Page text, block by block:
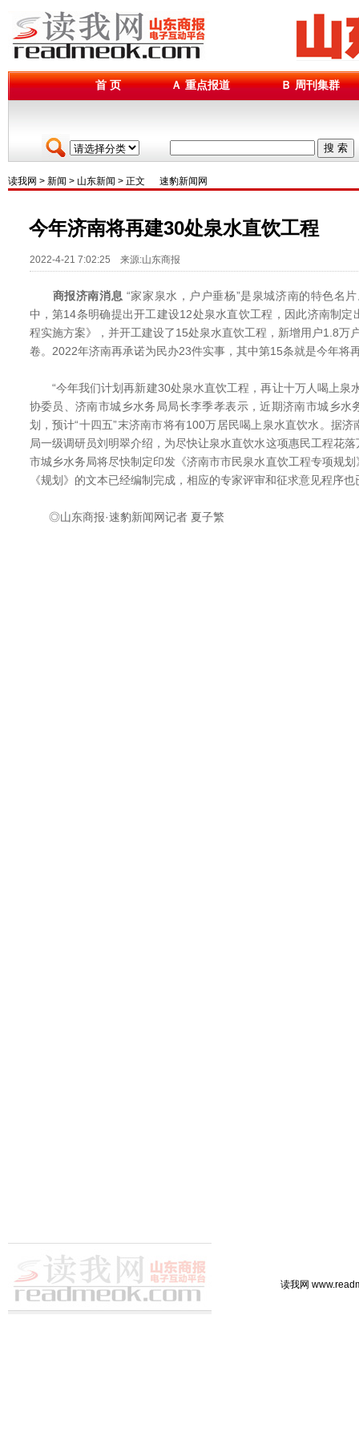
首 页 Ａ 重点报道 Ｂ 周刊集群
搜 索
读我网 > 新闻 > 山东新闻 > 正文 速豹新闻网
今年济南将再建30处泉水直饮工程
2022-4-21 7:02:25 来源:山东商报
商报济南消息 “家家泉水，户户垂杨”是泉城济南的特色名
中，第14条明确提出开工建设12处泉水直饮工程，因此济南制定
程实施方案》，并开工建设了15处泉水直饮工程，新增用户1.8万
卷。2022年济南再承诺为民办23件实事，其中第15条就是今年将
“今年我们计划再新建30处泉水直饮工程，再让十万人喝上泉
协委员、济南市城乡水务局局长李季孝表示，近期济南市城乡水
划，预计“十四五”末济南市将有100万居民喝上泉水直饮水。据
局一级调研员刘明翠介绍，为尽快让泉水直饮水这项惠民工程花
市城乡水务局将尽快制定印发《济南市市民泉水直饮工程专项规
《规划》的文本已经编制完成，相应的专家评审和征求意见程序
◎山东商报·速豹新闻网记者 夏子繁
读我网